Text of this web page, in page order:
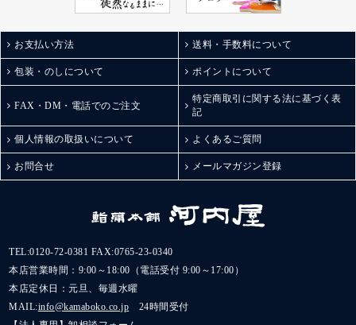
お支払い方法 送料・手数料について
包装・のしについて ポイントについて
FAX・DM・電話でのご注文
特定商取引に関する法に基づく表
記
個人情報の取扱いについて よくあるご質問
お問合せ メールマガジン登録
TEL:0120-72-0381 FAX:0765-23-0340
本店営業時間：9:00～18:00（電話受付 9:00～17:00）
本店定休日：元旦、毎週水曜
MAIL:info@kamaboko.co.jp 24時間受付